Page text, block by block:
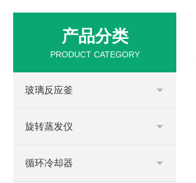
产品分类
PRODUCT CATEGORY
玻璃反应釜
旋转蒸发仪
循环冷却器